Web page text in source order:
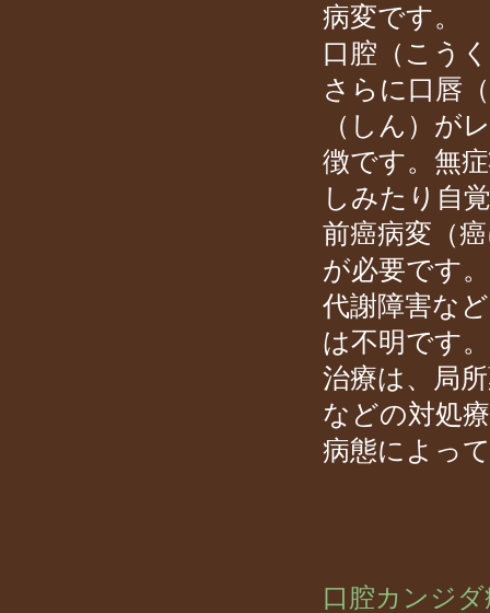
病変です。
口腔（こう
さらに口唇
（しん）が
徴です。無
しみたり自
前癌病変（
が必要です。
代謝障害な
は不明です。
治療は、局
などの対処
病態によっ
口腔カンジダ